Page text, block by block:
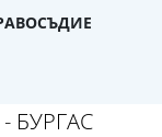
БУРГАС